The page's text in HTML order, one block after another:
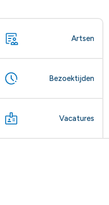
Artsen
Bezoektijden
Vacatures